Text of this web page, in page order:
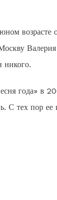
возрасте
никого.
года» в
С тех пор ее